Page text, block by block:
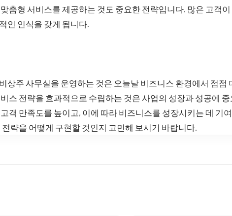
춤형 서비스를 제공하는 것도 중요한 전략입니다. 많은 고객
인 인식을 갖게 됩니다.
상주 사무실을 운영하는 것은 오늘날 비즈니스 환경에서 점점
스 전략을 효과적으로 수립하는 것은 사업의 성장과 성공에
객 만족도를 높이고, 이에 따라 비즈니스를 성장시키는 데 기
략을 어떻게 구현할 것인지 고민해 보시기 바랍니다.